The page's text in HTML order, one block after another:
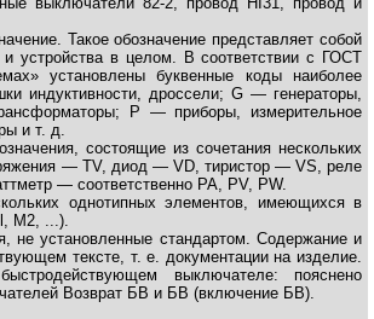
Такое обозначение представляет собой
и устройства в целом. В соответствии с ГОСТ
установлены буквенные коды наиболее
индуктивности, дроссели; G — генераторы,
Р — приборы, измерительное
и т. д.
состоящие из сочетания нескольких
— TV, диод — VD, тиристор — VS, реле
— соответственно PA, PV, PW.
однотипных элементов, имеющихся в
М2, ...).
не установленные стандартом. Содержание и
тексте, т. е. документации на изделие.
выключателе: пояснено
Возврат БВ и БВ (включение БВ).